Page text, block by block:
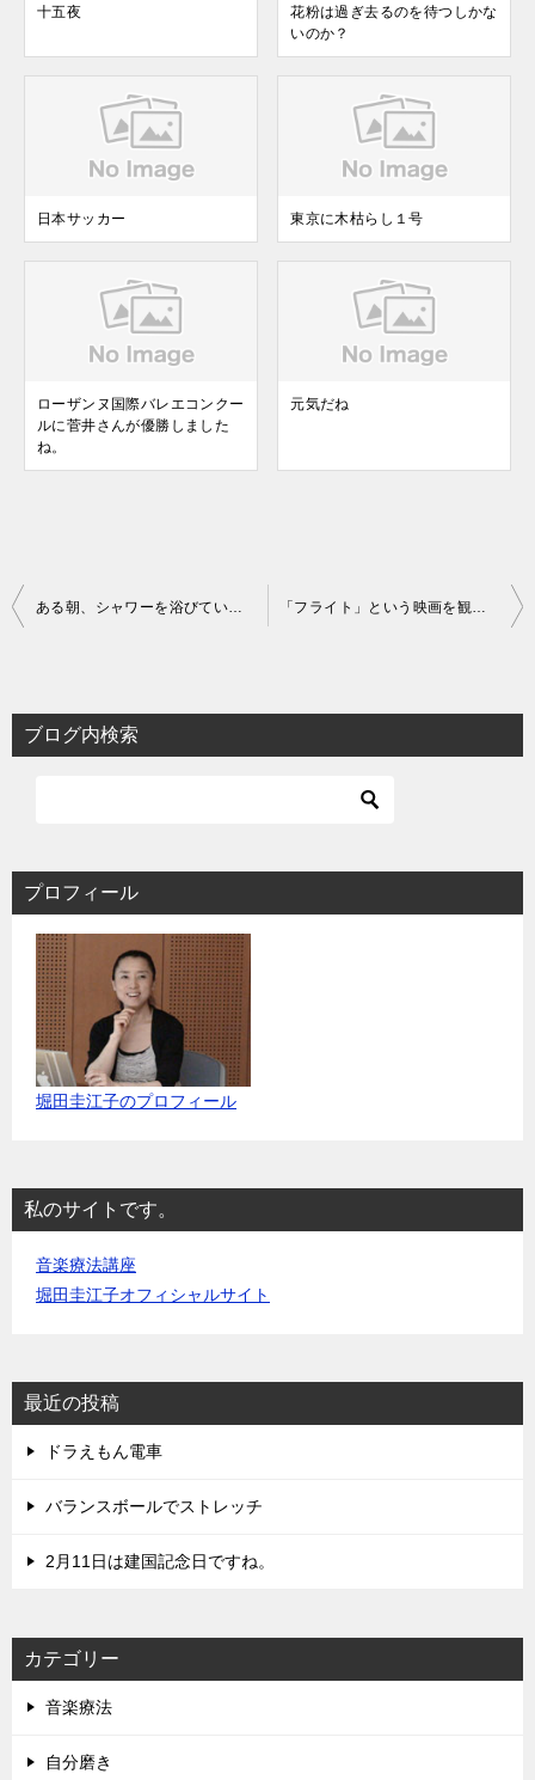
十五夜
花粉は過ぎ去るのを待つしかな
いのか？
日本サッカー 東京に木枯らし１号
ローザンヌ国際バレエコンクー
ルに菅井さんが優勝しました
ね。
元気だね
投
ビ
ゲ
ョ
ン
ある朝、シャワーを浴びていたところ、、、 「フライト」という映画を観てきました。
ブログ内検索
プロフィール
堀田圭江子のプロフィール
私のサイトです。
音楽療法講座
堀田圭江子オフィシャルサイト
最近の投稿
ドラえもん電車
バランスボールでストレッチ
2月11日は建国記念日ですね。
カテゴリー
音楽療法
自分磨き